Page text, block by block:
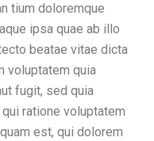
tium doloremque
ipsa quae ab illo
beatae vitae dicta
voluptatem quia
fugit, sed quia
ratione voluptatem
est, qui dolorem